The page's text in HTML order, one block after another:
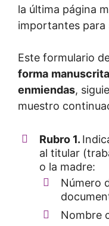
la última página
importantes para
Este formulario
forma manuscrita
enmiendas,
muestro
Rubro 1.
al titular
o la madre:
Número
Nombre